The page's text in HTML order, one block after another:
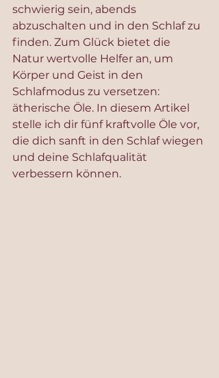
schwierig sein, abends
abzuschalten und in den Schlaf zu
finden. Zum Glück bietet die
Natur wertvolle Helfer an, um
Körper und Geist in den
Schlafmodus zu versetzen:
ätherische Öle. In diesem Artikel
stelle ich dir fünf kraftvolle Öle vor,
die dich sanft in den Schlaf wiegen
und deine Schlafqualität
verbessern können.